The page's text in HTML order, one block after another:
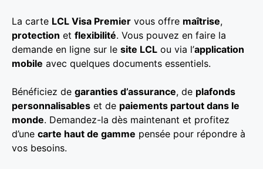
La carte LCL Visa Premier vous offre maîtrise,
protection et flexibilité. Vous pouvez en faire la
demande en ligne sur le site LCL ou via l’application
mobile avec quelques documents essentiels.
Bénéficiez de garanties d’assurance, de plafonds
personnalisables et de paiements partout dans le
monde. Demandez-la dès maintenant et profitez
d’une carte haut de gamme pensée pour répondre à
vos besoins.